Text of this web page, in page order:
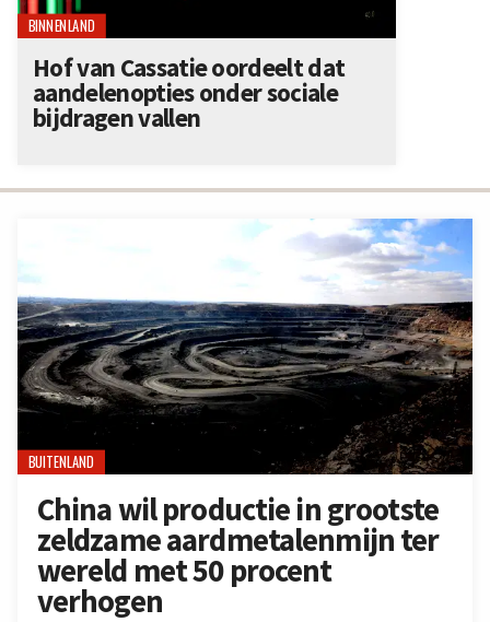
BUITENLAND
China wil productie in grootste
zeldzame aardmetalenmijn ter
wereld met 50 procent
verhogen
BINNENLAND
Hof van Cassatie oordeelt dat
aandelenopties onder sociale
bijdragen vallen